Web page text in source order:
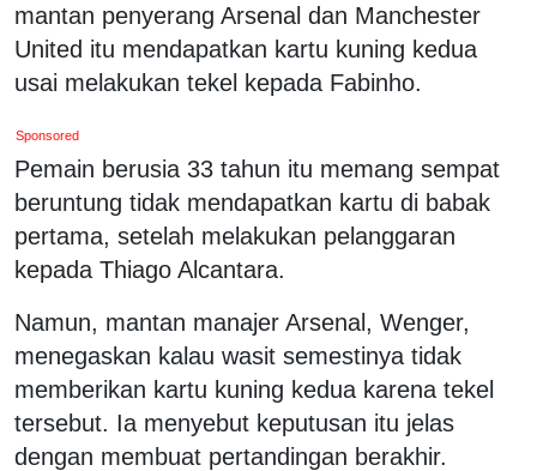
mantan penyerang Arsenal dan Manchester
United itu mendapatkan kartu kuning kedua
usai melakukan tekel kepada Fabinho.
Sponsored
Pemain berusia 33 tahun itu memang sempat
beruntung tidak mendapatkan kartu di babak
pertama, setelah melakukan pelanggaran
kepada Thiago Alcantara.
Namun, mantan manajer Arsenal, Wenger,
menegaskan kalau wasit semestinya tidak
memberikan kartu kuning kedua karena tekel
tersebut. Ia menyebut keputusan itu jelas
dengan membuat pertandingan berakhir.